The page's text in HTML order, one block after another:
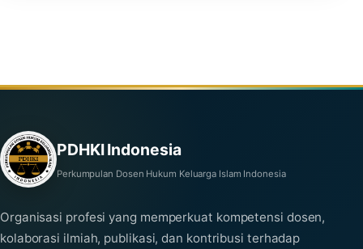
PDHKI Indonesia
Perkumpulan Dosen Hukum Keluarga Islam Indonesia
Organisasi profesi yang memperkuat kompetensi dosen,
kolaborasi ilmiah, publikasi, dan kontribusi terhadap